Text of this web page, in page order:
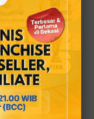
tentang betapa
begitu kuat di
kini.